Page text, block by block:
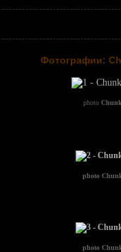
Фотографии:
photo
photo
photo